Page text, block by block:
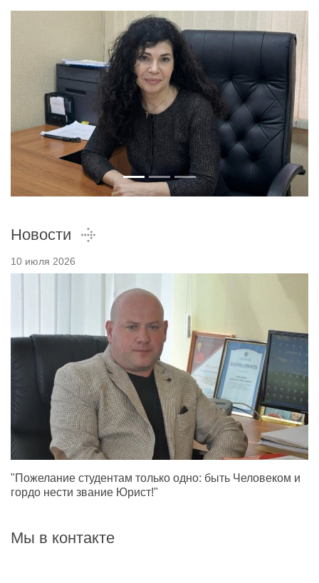
Новости
10 июля 2026
"Пожелание студентам только одно: быть Человеком и
гордо нести звание Юрист!"
Мы в контакте